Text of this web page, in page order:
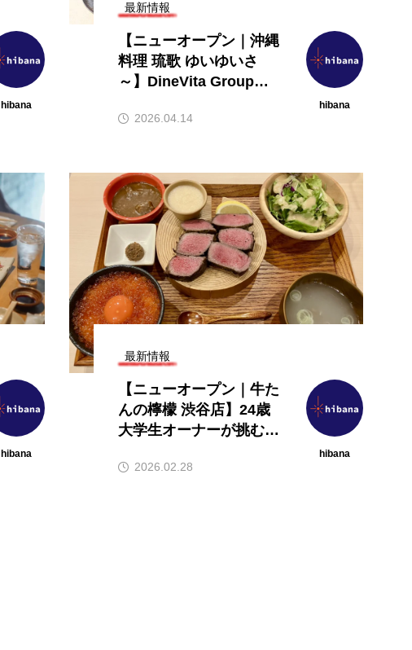
hibana
最新情報
【ニューオープン｜沖縄
料理 琉歌 ゆいゆいさ
～】DineVita Groupが
hibana
2026.04.14
hibana
最新情報
【ニューオープン｜牛た
んの檸檬 渋谷店】24歳
大学生オーナーが挑む、
生
hibana
2026.02.28